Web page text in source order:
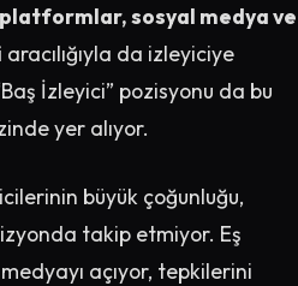
sosyal medya ve
aracılığıyla da izleyiciye
İzleyici” pozisyonu da bu
yer alıyor.
büyük çoğunluğu,
takip etmiyor. Eş
açıyor, tepkilerini